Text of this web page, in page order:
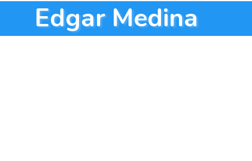
Edgar Medina